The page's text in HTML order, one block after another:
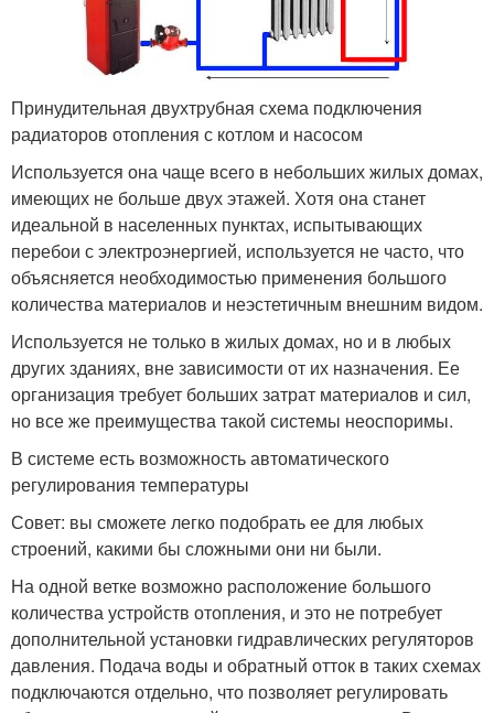
Принудительная двухтрубная схема подключения
радиаторов отопления с котлом и насосом
Используется она чаще всего в небольших жилых домах,
имеющих не больше двух этажей. Хотя она станет
идеальной в населенных пунктах, испытывающих
перебои с электроэнергией, используется не часто, что
объясняется необходимостью применения большого
количества материалов и неэстетичным внешним видом.
Используется не только в жилых домах, но и в любых
других зданиях, вне зависимости от их назначения. Ее
организация требует больших затрат материалов и сил,
но все же преимущества такой системы неоспоримы.
В системе есть возможность автоматического
регулирования температуры
Совет: вы сможете легко подобрать ее для любых
строений, какими бы сложными они ни были.
На одной ветке возможно расположение большого
количества устройств отопления, и это не потребует
дополнительной установки гидравлических регуляторов
давления. Подача воды и обратный отток в таких схемах
подключаются отдельно, что позволяет регулировать